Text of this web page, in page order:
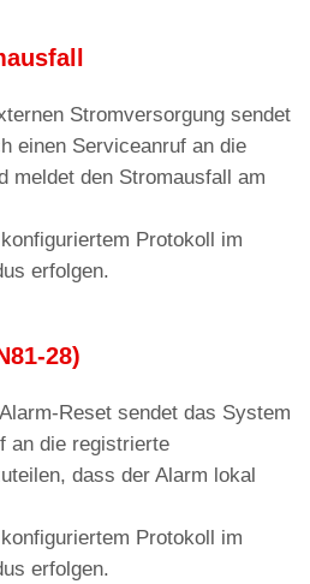
sicher, dass die Voicemail
und Installieren von
(Wartezeit auf Antwort)
Code
AMIGO-Notruftelefon die
(siehe vorherigen
wählt die ersten drei
„Wählfunktion“ >Code
Konfiguration des
oder Datenmodus getätigt
Stromversorgung sendet
einen Serviceanruf an die
meldet den Stromausfall am
Protokoll im
erfolgen.
28)
Reset sendet das System
an die registrierte
dass der Alarm lokal
Protokoll im
erfolgen.